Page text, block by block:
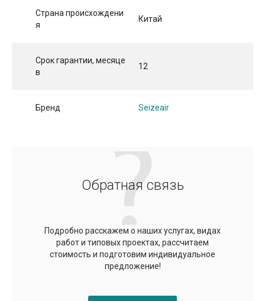
Страна происхождени
я
Китай
Срок гарантии, месяце
в
12
Бренд Seizeair
Обратная связь
Подробно расскажем о наших услугах, видах
работ и типовых проектах, рассчитаем
стоимость и подготовим индивидуальное
предложение!